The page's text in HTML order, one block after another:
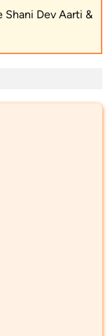
Shani Dev Aarti &